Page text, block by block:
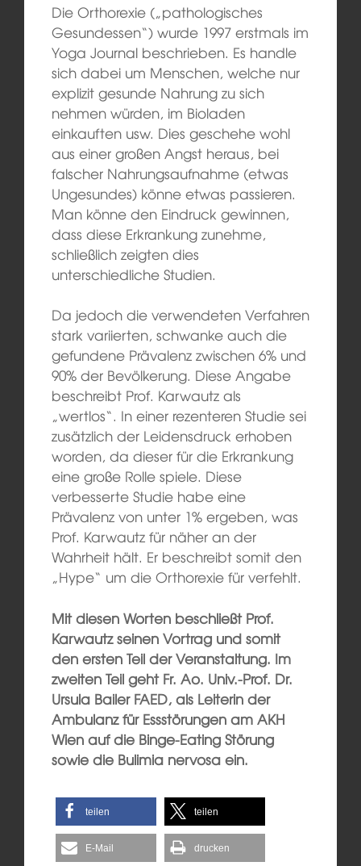
Die Orthorexie („pathologisches
Gesundessen“) wurde 1997 erstmals im
Yoga Journal beschrieben. Es handle
sich dabei um Menschen, welche nur
explizit gesunde Nahrung zu sich
nehmen würden, im Bioladen
einkauften usw. Dies geschehe wohl
aus einer großen Angst heraus, bei
falscher Nahrungsaufnahme (etwas
Ungesundes) könne etwas passieren.
Man könne den Eindruck gewinnen,
dass diese Erkrankung zunehme,
schließlich zeigten dies
unterschiedliche Studien.
Da jedoch die verwendeten Verfahren
stark variierten, schwanke auch die
gefundene Prävalenz zwischen 6% und
90% der Bevölkerung. Diese Angabe
beschreibt Prof. Karwautz als
„wertlos“. In einer rezenteren Studie sei
zusätzlich der Leidensdruck erhoben
worden, da dieser für die Erkrankung
eine große Rolle spiele. Diese
verbesserte Studie habe eine
Prävalenz von unter 1% ergeben, was
Prof. Karwautz für näher an der
Wahrheit hält. Er beschreibt somit den
„Hype“ um die Orthorexie für verfehlt.
Mit diesen Worten beschließt Prof.
Karwautz seinen Vortrag und somit
den ersten Teil der Veranstaltung. Im
zweiten Teil geht Fr. Ao. Univ.-Prof. Dr.
Ursula Bailer FAED, als Leiterin der
Ambulanz für Essstörungen am AKH
Wien auf die Binge-Eating Störung
sowie die Bulimia nervosa ein.
teilen teilen
E-Mail drucken